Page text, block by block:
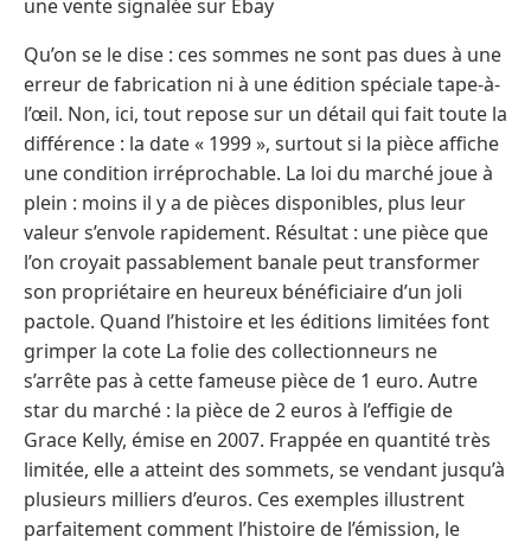
une vente signalée sur Ebay
Qu’on se le dise : ces sommes ne sont pas dues à une
erreur de fabrication ni à une édition spéciale tape-à-
l’œil. Non, ici, tout repose sur un détail qui fait toute la
différence : la date « 1999 », surtout si la pièce affiche
une condition irréprochable. La loi du marché joue à
plein : moins il y a de pièces disponibles, plus leur
valeur s’envole rapidement. Résultat : une pièce que
l’on croyait passablement banale peut transformer
son propriétaire en heureux bénéficiaire d’un joli
pactole. Quand l’histoire et les éditions limitées font
grimper la cote La folie des collectionneurs ne
s’arrête pas à cette fameuse pièce de 1 euro. Autre
star du marché : la pièce de 2 euros à l’effigie de
Grace Kelly, émise en 2007. Frappée en quantité très
limitée, elle a atteint des sommets, se vendant jusqu’à
plusieurs milliers d’euros. Ces exemples illustrent
parfaitement comment l’histoire de l’émission, le